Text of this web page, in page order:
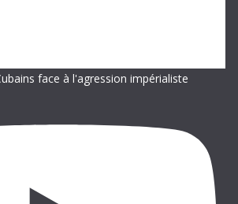
face à l'agression impérialiste